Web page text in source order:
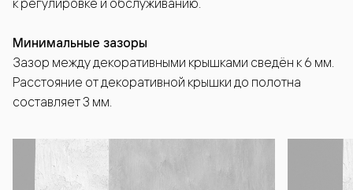
Минимальные зазоры
Зазор между декоративными крышками сведён к 6 мм.
Расстояние от декоративной крышки до полотна
составляет 3 мм.